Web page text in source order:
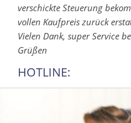
verschickte Steuerung
vollen Kaufpreis zurück
Vielen Dank, super Service
Grüßen
HOTLINE: